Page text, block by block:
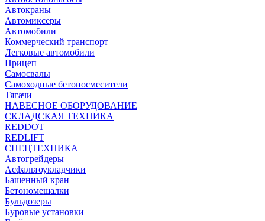
Автокраны
Автомиксеры
Автомобили
Коммерческий транспорт
Легковые автомобили
Прицеп
Самосвалы
Самоходные бетоносмесители
Тягачи
НАВЕСНОЕ ОБОРУДОВАНИЕ
СКЛАДСКАЯ ТЕХНИКА
REDDOT
REDLIFT
СПЕЦТЕХНИКА
Автогрейдеры
Асфальтоукладчики
Башенный кран
Бетономешалки
Бульдозеры
Буровые установки